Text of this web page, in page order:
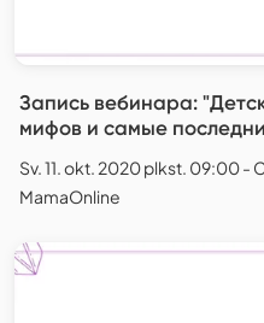
Запись вебинара: "Детская
мифов и самые
Sv. 11. okt. 2020 plkst. 09:00 -
MamaOnline